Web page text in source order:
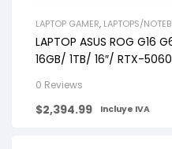
LAPTOP GAMER, LAPTOPS/
LAPTOP ASUS ROG G16
16GB/ 1TB/ 16″/ RTX-
0 Reviews
$2,394.99 Incluye IVA